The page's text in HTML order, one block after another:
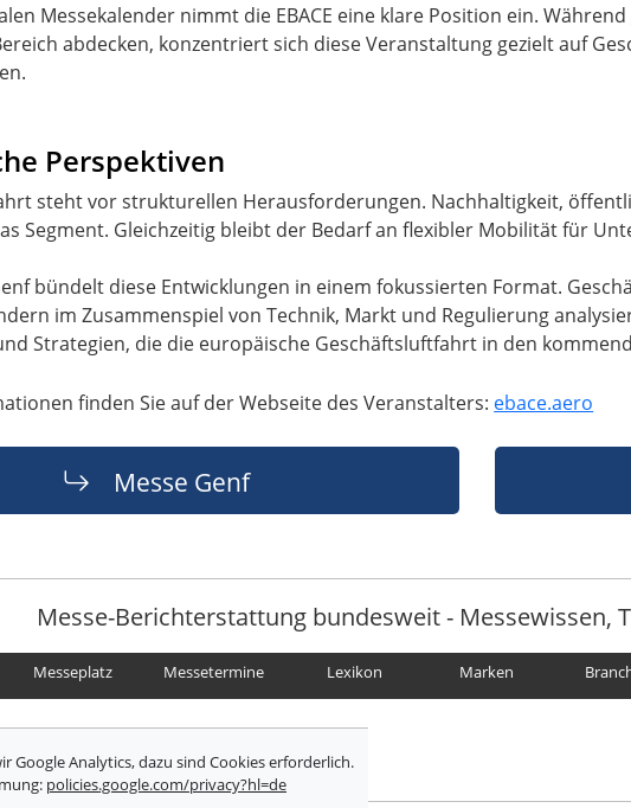
Messekalender nimmt die EBACE eine klare Position ein.
abdecken, konzentriert sich diese Veranstaltung gezielt auf
Perspektiven
steht vor strukturellen Herausforderungen. Nachhaltigkeit,
Segment. Gleichzeitig bleibt der Bedarf an flexibler Mobilität für
bündelt diese Entwicklungen in einem fokussierten Format.
im Zusammenspiel von Technik, Markt und Regulierung
Strategien, die die europäische Geschäftsluftfahrt in den
finden Sie auf der Webseite des Veranstalters: ebace.aero
Messe Genf
Messe-Berichterstattung bundesweit - Messewissen,
Messeplatz Messetermine Lexikon Marken
Google Analytics, dazu sind Cookies erforderlich.
policies.google.com/privacy?hl=de